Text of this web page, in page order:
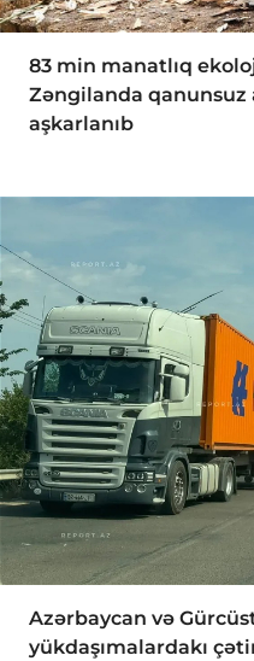
83 min manatlıq
Zəngilanda qanunsuz
aşkarlanıb
Azərbaycan və
yükdaşımalardakı